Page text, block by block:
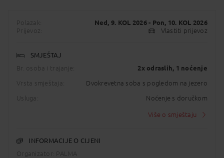
Polazak: Ned, 9. KOL 2026- Pon, 10. KOL 2026
Prijevoz:
Vlastiti prijevoz
SMJEŠTAJ
Br. osoba i trajanje:
2x odraslih, 1 noćenje
Vrsta smještaja: Dvokrevetna soba s pogledom na jezero
Usluga: Noćenje s doručkom
Više o smještaju
INFORMACIJE O CIJENI
Organizator: PALMA